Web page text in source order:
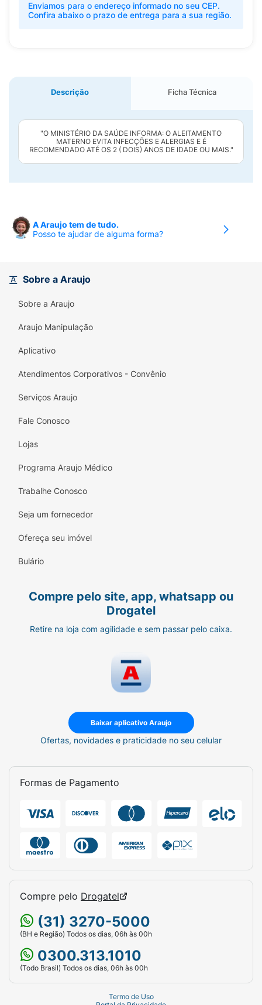
Enviamos para o endereço informado no seu CEP.
Confira abaixo o prazo de entrega para a sua região.
Descrição Ficha Técnica
"O MINISTÉRIO DA SAÚDE INFORMA: O ALEITAMENTO
MATERNO EVITA INFECÇÕES E ALERGIAS E É
RECOMENDADO ATÉ OS 2 ( DOIS) ANOS DE IDADE OU MAIS."
A Araujo tem de tudo.
Posso te ajudar de alguma forma?
Sobre a Araujo
Sobre a Araujo
Araujo Manipulação
Aplicativo
Atendimentos Corporativos - Convênio
Serviços Araujo
Fale Conosco
Lojas
Programa Araujo Médico
Trabalhe Conosco
Seja um fornecedor
Ofereça seu imóvel
Bulário
Compre pelo site, app, whatsapp ou
Drogatel
Retire na loja com agilidade e sem passar pelo caixa.
Baixar aplicativo Araujo
Ofertas, novidades e praticidade no seu celular
Formas de Pagamento
Compre pelo Drogatel
(31) 3270-5000
(BH e Região) Todos os dias, 06h às 00h
0300.313.1010
(Todo Brasil) Todos os dias, 06h às 00h
Termo de Uso